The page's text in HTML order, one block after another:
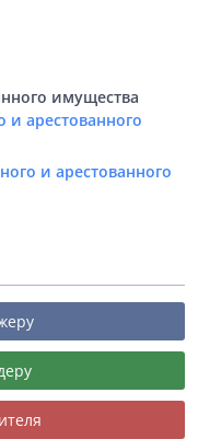
имущества
и арестованного
и арестованного